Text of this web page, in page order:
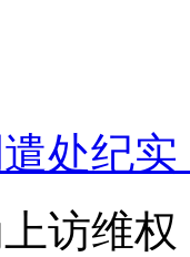
处纪实
访维